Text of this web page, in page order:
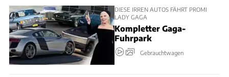
DIESE IRREN AUTOS FÄHRT PROMI
LADY GAGA
Kompletter Gaga-
Fuhrpark
Gebrauchtwagen